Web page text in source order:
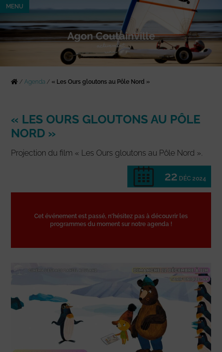
MENU
/Agenda /« Les Ours gloutons au Pôle Nord »
« LES OURS GLOUTONS AU PÔLE
NORD »
Projection du film « Les Ours gloutons au Pôle Nord ».
22 DÉC 2024
Cet événement est passé, n'hésitez pas à découvrir les
programmes du moment sur notre agenda !